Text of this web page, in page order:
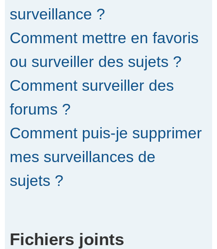
surveillance ?
Comment mettre en favoris
ou surveiller des sujets ?
Comment surveiller des
forums ?
Comment puis-je supprimer
mes surveillances de
sujets ?
Fichiers joints